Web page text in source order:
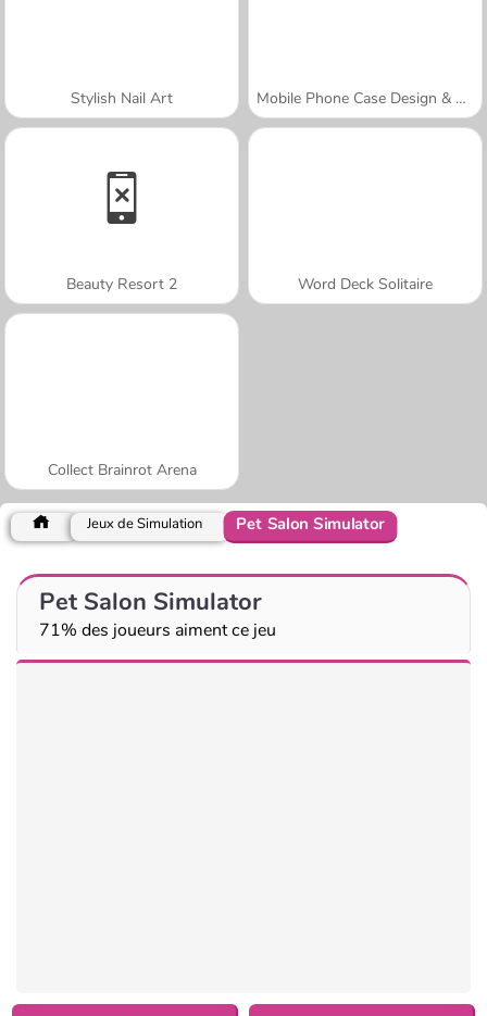
Stylish Nail Art Mobile Phone Case Design & DIY
Beauty Resort 2 Word Deck Solitaire
Collect Brainrot Arena
Jeux de Simulation Pet Salon Simulator
Pet Salon Simulator
71% des joueurs aiment ce jeu